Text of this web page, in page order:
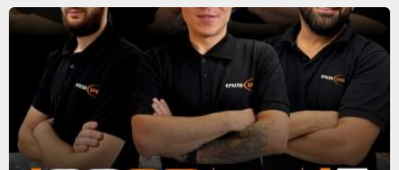
становятся настоящими хитами. Недавно наш
партнёр, профессиональный мастер-технолог
Евгений Султанов
, провёл очное групповое
обучение по авторской технике «Срез камня» .
Мероприятие стало площадкой для обмена
опытом, отработки практических навыков и
демонстрации реальных возможностей
материалов«Краски Бриз».